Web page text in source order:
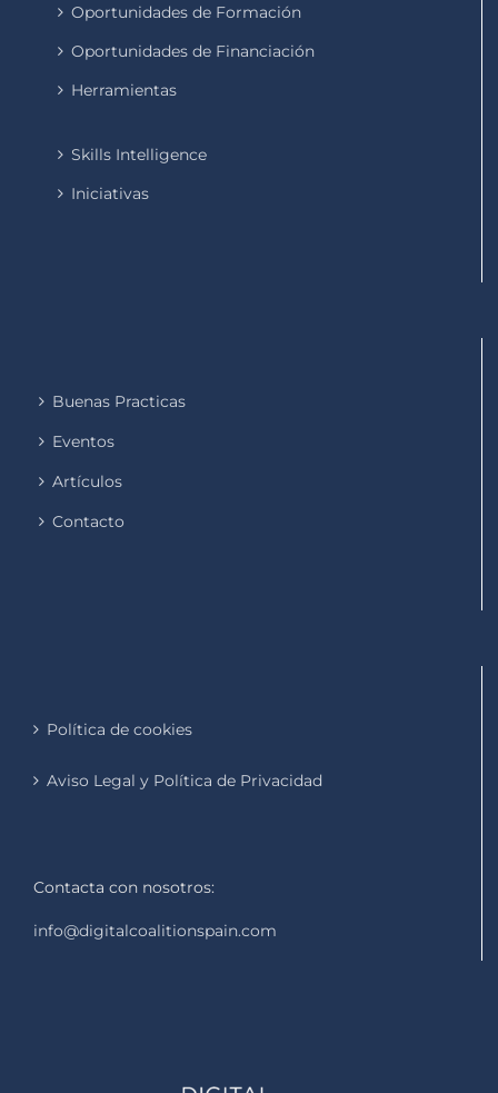
Oportunidades de Formación
Oportunidades de Financiación
Herramientas
Skills Intelligence
Iniciativas
Buenas Practicas
Eventos
Artículos
Contacto
Política de cookies
Aviso Legal y Política de Privacidad
Contacta con nosotros:
info@digitalcoalitionspain.com